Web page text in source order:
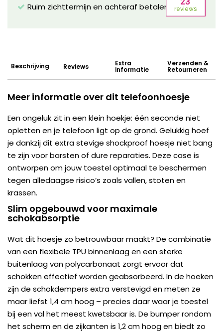
Ruim zichttermijn en achteraf betalen mogelijk!
Beschrijving Reviews Extra
informatie
Verzenden &
Retourneren
Meer informatie over dit telefoonhoesje
Een ongeluk zit in een klein hoekje: één seconde niet
opletten en je telefoon ligt op de grond. Gelukkig hoef
je dankzij dit extra stevige shockproof hoesje niet bang
te zijn voor barsten of dure reparaties. Deze case is
ontworpen om jouw toestel optimaal te beschermen
tegen alledaagse risico’s zoals vallen, stoten en
krassen.
Slim opgebouwd voor maximale
schokabsorptie
Wat dit hoesje zo betrouwbaar maakt? De combinatie
van een flexibele TPU binnenlaag en een sterke
buitenlaag van polycarbonaat zorgt ervoor dat
schokken effectief worden geabsorbeerd. In de hoeken
zijn de schokdempers extra verstevigd en meten ze
maar liefst 1,4 cm hoog – precies daar waar je toestel
bij een val het meest kwetsbaar is. De bumper rondom
het scherm en de zijkanten is 1,2 cm hoog en biedt zo